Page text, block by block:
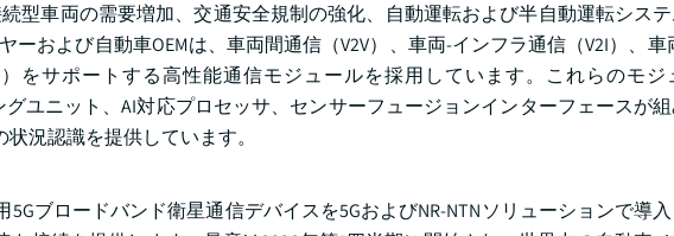
型車両の需要増加、交通安全規制の強化、自動運転および半自動運転シス
ーおよび自動車OEMは、車両間通信（V2V）、車両-インフラ通信（V2I）、
をサポートする高性能通信モジュールを採用しています。これらのモジ
グユニット、AI対応プロセッサ、センサーフュージョンインターフェースが
況認識を提供しています。
5Gブロードバンド衛星通信デバイスを5GおよびNR-NTNソリューションで導